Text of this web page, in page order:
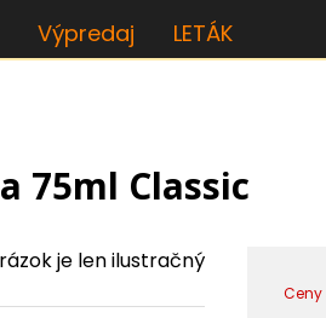
Výpredaj LETÁK
75ml Classic
je len ilustračný